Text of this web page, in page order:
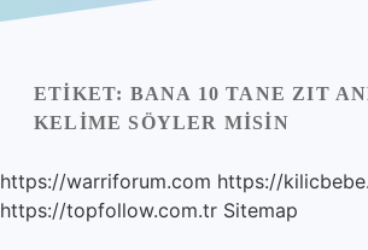
Yasal Uyarı
ETIKET: BANA 10 TANE ZIT
KELIME SÖYLER MISIN
https://warriforum.com https://
https://topfollow.com.tr Sitemap